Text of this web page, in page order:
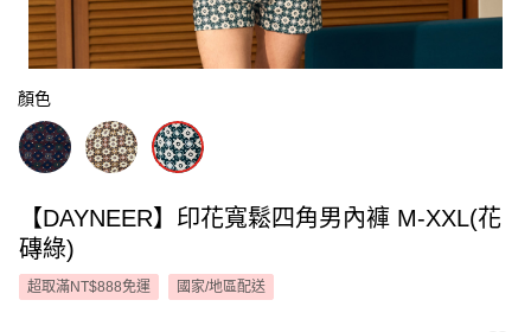
顏色
【DAYNEER】印花寬鬆四角男內褲 M-XXL(花
磚綠)
超取滿NT$888免運 國家/地區配送